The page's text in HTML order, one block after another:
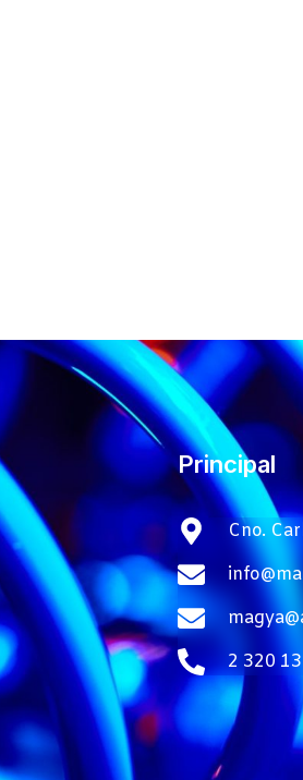
Principal
Cno.
2 320